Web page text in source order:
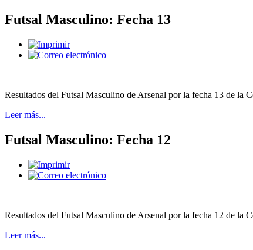
Futsal Masculino: Fecha 13
Resultados del Futsal Masculino de Arsenal por la fecha 13 de la
Leer más...
Futsal Masculino: Fecha 12
Resultados del Futsal Masculino de Arsenal por la fecha 12 de la
Leer más...